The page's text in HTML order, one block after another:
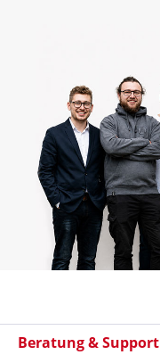
Beratung & Support